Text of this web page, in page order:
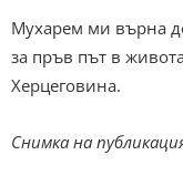
Мухарем ми върна
за пръв път в
Херцеговина.
Снимка на